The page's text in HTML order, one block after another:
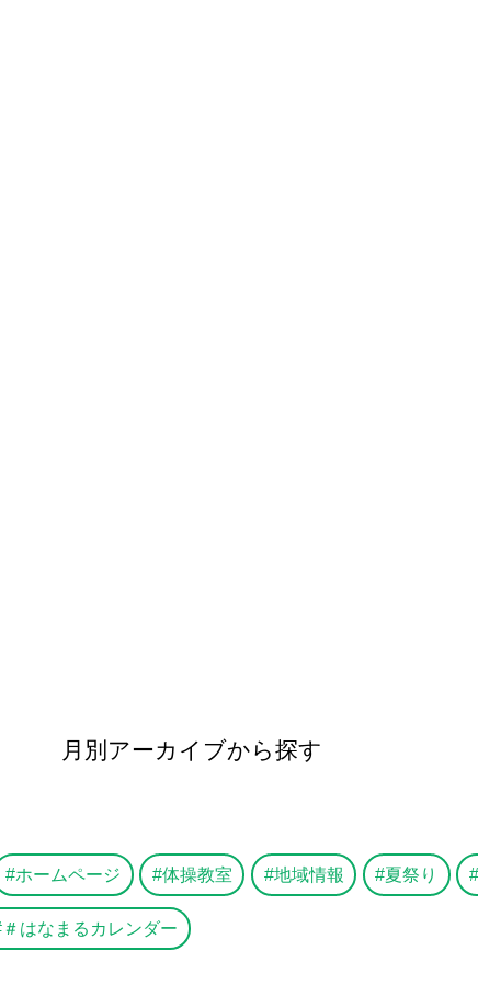
月別アーカイブから探す
ホームページ 体操教室 地域情報 夏祭り
＃はなまるカレンダー